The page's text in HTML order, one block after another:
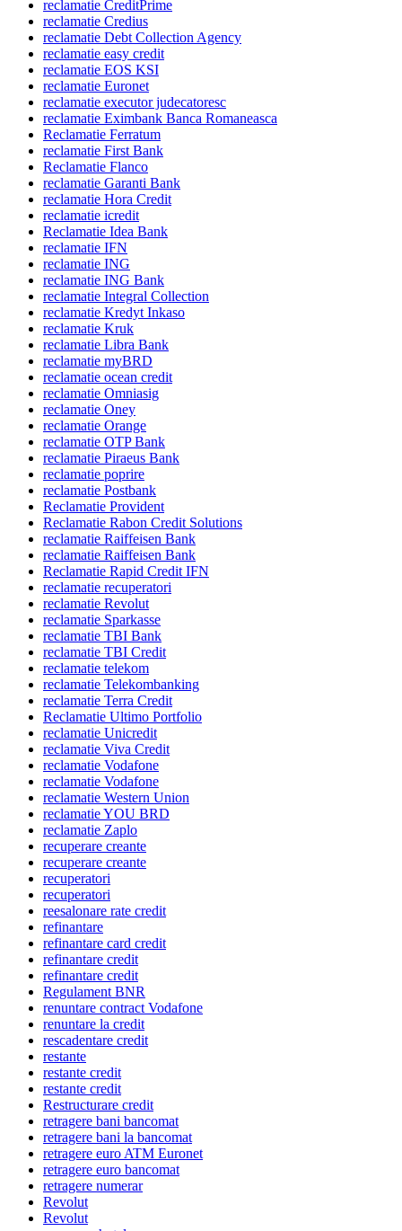
reclamatie CreditPrime
reclamatie Credius
reclamatie Debt Collection Agency
reclamatie easy credit
reclamatie EOS KSI
reclamatie Euronet
reclamatie executor judecatoresc
reclamatie Eximbank Banca Romaneasca
Reclamatie Ferratum
reclamatie First Bank
Reclamatie Flanco
reclamatie Garanti Bank
reclamatie Hora Credit
reclamatie icredit
Reclamatie Idea Bank
reclamatie IFN
reclamatie ING
reclamatie ING Bank
reclamatie Integral Collection
reclamatie Kredyt Inkaso
reclamatie Kruk
reclamatie Libra Bank
reclamatie myBRD
reclamatie ocean credit
reclamatie Omniasig
reclamatie Oney
reclamatie Orange
reclamatie OTP Bank
reclamatie Piraeus Bank
reclamatie poprire
reclamatie Postbank
Reclamatie Provident
Reclamatie Rabon Credit Solutions
reclamatie Raiffeisen Bank
reclamatie Raiffeisen Bank
Reclamatie Rapid Credit IFN
reclamatie recuperatori
reclamatie Revolut
reclamatie Sparkasse
reclamatie TBI Bank
reclamatie TBI Credit
reclamatie telekom
reclamatie Telekombanking
reclamatie Terra Credit
Reclamatie Ultimo Portfolio
reclamatie Unicredit
reclamatie Viva Credit
reclamatie Vodafone
reclamatie Vodafone
reclamatie Western Union
reclamatie YOU BRD
reclamatie Zaplo
recuperare creante
recuperare creante
recuperatori
recuperatori
reesalonare rate credit
refinantare
refinantare card credit
refinantare credit
refinantare credit
Regulament BNR
renuntare contract Vodafone
renuntare la credit
rescadentare credit
restante
restante credit
restante credit
Restructurare credit
retragere bani bancomat
retragere bani la bancomat
retragere euro ATM Euronet
retragere euro bancomat
retragere numerar
Revolut
Revolut